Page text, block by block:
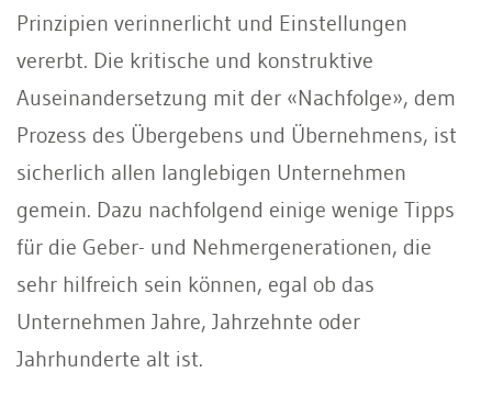
Prinzipien verinnerlicht und Einstellungen
vererbt. Die kritische und konstruktive
Auseinandersetzung mit der «Nachfolge», dem
Prozess des Übergebens und Übernehmens, ist
sicherlich allen langlebigen Unternehmen
gemein. Dazu nachfolgend einige wenige Tipps
für die Geber- und Nehmergenerationen, die
sehr hilfreich sein können, egal ob das
Unternehmen Jahre, Jahrzehnte oder
Jahrhunderte alt ist.